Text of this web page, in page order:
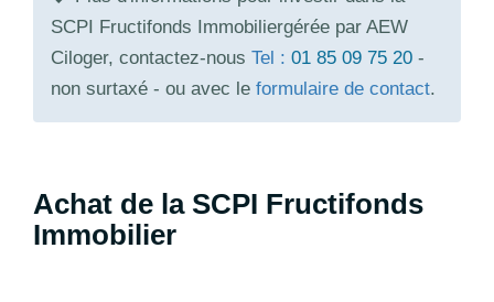
SCPI Fructifonds Immobiliergérée par AEW
Ciloger, contactez-nous Tel : 01 85 09 75 20 -
non surtaxé - ou avec le formulaire de contact.
Achat de la SCPI Fructifonds
Immobilier